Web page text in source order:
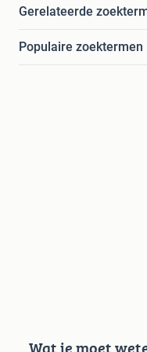
Gerelateerde
Populaire zoektermen